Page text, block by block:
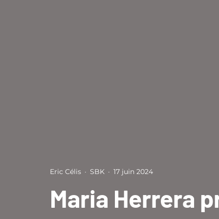
Eric Célis · SBK · 17 juin 2024
Maria Herrera